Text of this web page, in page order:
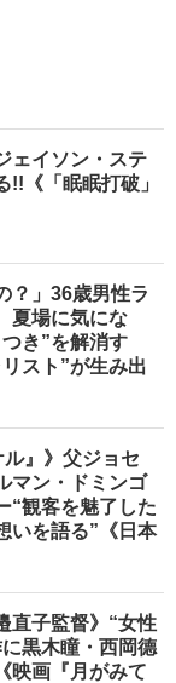
ェイソン・ステ
!!《「眠眠打破」
？」36歳男性ラ
夏場に気にな
き”を解消す
スト”が生み出
ル』》父ジョセ
マン・ドミンゴ
“観客を魅了した
いを語る”《日本
直子監督》“女性
黒木瞳・西岡德
映画『月がみて